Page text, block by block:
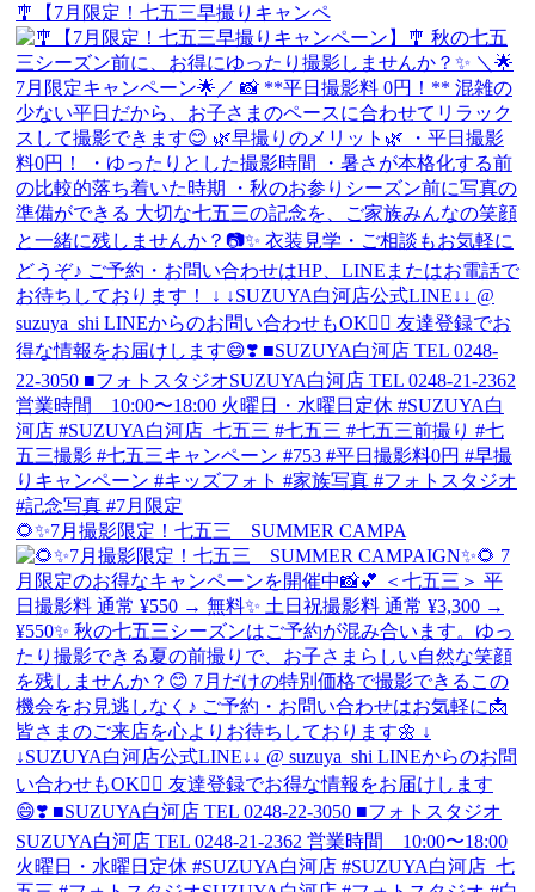
🎐【7月限定！七五三早撮りキャンペ
🌻✨7月撮影限定！七五三 SUMMER CAMPA